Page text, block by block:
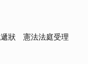
遞狀 憲法法庭受理